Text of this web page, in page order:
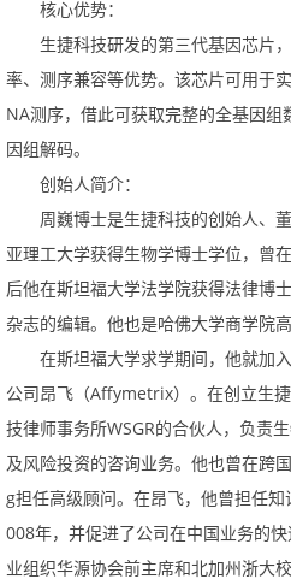
核心优势：
生捷科技研发的第三代基因芯片
率、测序兼容等优势。该芯片可用于
NA测序，借此可获取完整的全基因组
因组解码。
创始人简介：
周巍博士是生捷科技的创始人、
亚理工大学获得生物学博士学位，曾
后他在斯坦福大学法学院获得法律博
杂志的编辑。他也是哈佛大学商学院
在斯坦福大学求学期间，他就加
公司昂飞（Affymetrix）。 在创立生
技律师事务所WSGR的合伙人，负责
及风险投资的咨询业务。他也曾在跨
g担任高级顾问。在昂飞，他曾担任
008年，并促进了公司在中国业务的
业组织华源协会前主席和北加州浙大校